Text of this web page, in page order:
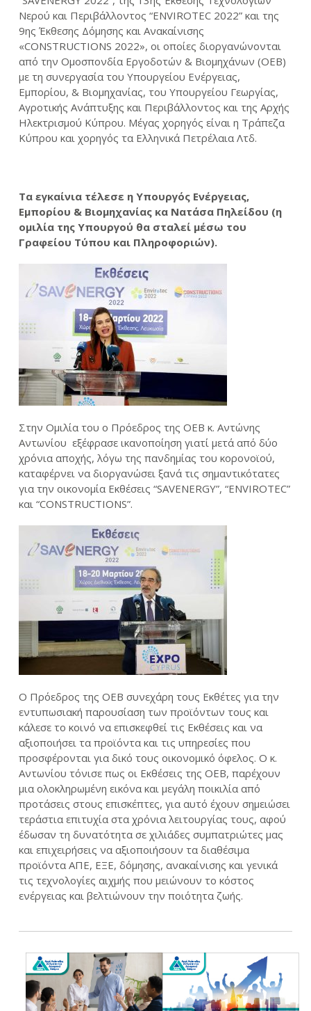
Νερού και Περιβάλλοντος “ENVIROTEC 2022” και της
9ης Έκθεσης Δόμησης και Ανακαίνισης
«CONSTRUCTIONS 2022», οι οποίες διοργανώνονται
από την Ομοσπονδία Εργοδοτών & Βιομηχάνων (ΟΕΒ)
με τη συνεργασία του Υπουργείου Ενέργειας,
Εμπορίου, & Βιομηχανίας, του Υπουργείου Γεωργίας,
Αγροτικής Ανάπτυξης και Περιβάλλοντος και της Αρχής
Ηλεκτρισμού Κύπρου. Μέγας χορηγός είναι η Τράπεζα
Κύπρου και χορηγός τα Ελληνικά Πετρέλαια Λτδ.
Τα εγκαίνια τέλεσε η Υπουργός Ενέργειας,
Εμπορίου & Βιομηχανίας κα Νατάσα Πηλείδου (η
ομιλία της Υπουργού θα σταλεί μέσω του
Γραφείου Τύπου και Πληροφοριών).
Στην Ομιλία του ο Πρόεδρος της ΟΕΒ κ. Αντώνης
Αντωνίου εξέφρασε ικανοποίηση γιατί μετά από δύο
χρόνια αποχής, λόγω της πανδημίας του κορονοϊού,
καταφέρνει να διοργανώσει ξανά τις σημαντικότατες
για την οικονομία Εκθέσεις “SAVENERGY”, “ENVIROTEC”
και “CONSTRUCTIONS”.
Ο Πρόεδρος της ΟΕΒ συνεχάρη τους Εκθέτες για την
εντυπωσιακή παρουσίαση των προϊόντων τους και
κάλεσε το κοινό να επισκεφθεί τις Εκθέσεις και να
αξιοποιήσει τα προϊόντα και τις υπηρεσίες που
προσφέρονται για δικό τους οικονομικό όφελος. Ο κ.
Αντωνίου τόνισε πως οι Εκθέσεις της ΟΕΒ, παρέχουν
μια ολοκληρωμένη εικόνα και μεγάλη ποικιλία από
προτάσεις στους επισκέπτες, για αυτό έχουν σημειώσει
τεράστια επιτυχία στα χρόνια λειτουργίας τους, αφού
έδωσαν τη δυνατότητα σε χιλιάδες συμπατριώτες μας
και επιχειρήσεις να αξιοποιήσουν τα διαθέσιμα
προϊόντα ΑΠΕ, ΕΞΕ, δόμησης, ανακαίνισης και γενικά
τις τεχνολογίες αιχμής που μειώνουν το κόστος
ενέργειας και βελτιώνουν την ποιότητα ζωής.